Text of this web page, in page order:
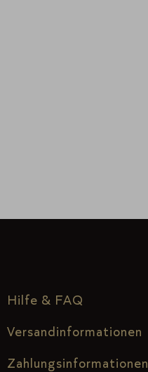
Hilfe & FAQ
Versandinformationen
Zahlungsinformationen